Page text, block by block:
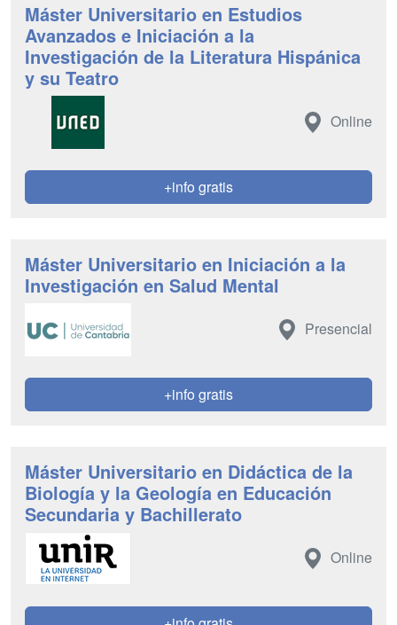
Máster Universitario en Estudios
Avanzados e Iniciación a la
Investigación de la Literatura Hispánica
y su Teatro
Online
+info gratis
Máster Universitario en Iniciación a la
Investigación en Salud Mental
Presencial
+info gratis
Máster Universitario en Didáctica de la
Biología y la Geología en Educación
Secundaria y Bachillerato
Online